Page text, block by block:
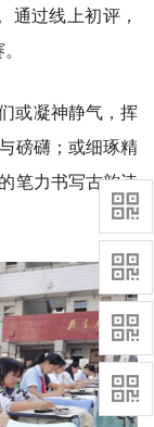
通过线上初评，
或凝神静气，挥
磅礴；或细琢精
笔力书写古韵诗